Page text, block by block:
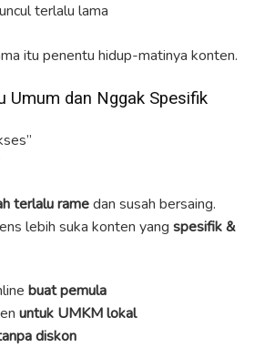
terlalu lama
itu penentu hidup-matinya konten.
Umum dan Nggak Spesifik
terlalu ramedan susah bersaing.
lebih suka konten yang spesifik &
buat pemula
untuk UMKM lokal
diskon